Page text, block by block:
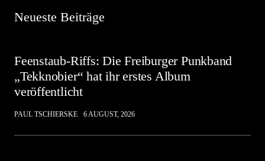
Neueste Beiträge
Feenstaub-Riffs: Die Freiburger Punkband
„Tekknobier“ hat ihr erstes Album
veröffentlicht
PAUL TSCHIERSKE 6 AUGUST, 2026